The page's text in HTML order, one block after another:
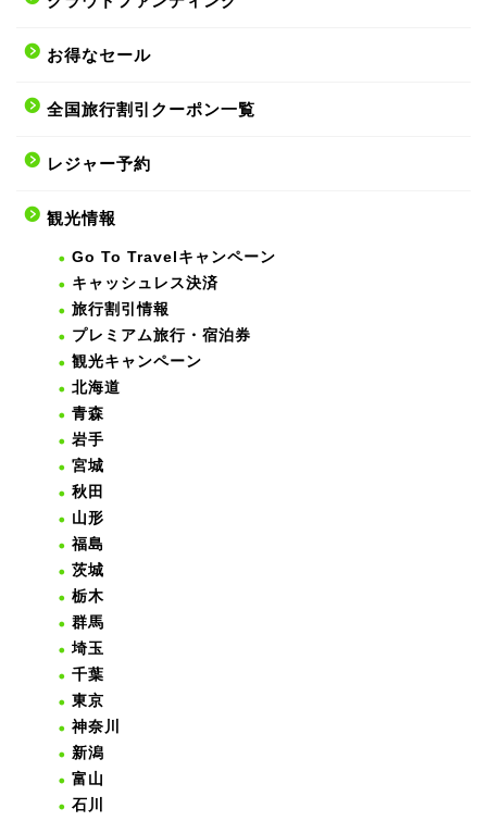
お得なセール
全国旅行割引クーポン一覧
レジャー予約
観光情報
Go To Travelキャンペーン
キャッシュレス決済
旅行割引情報
プレミアム旅行・宿泊券
観光キャンペーン
北海道
青森
岩手
宮城
秋田
山形
福島
茨城
栃木
群馬
埼玉
千葉
東京
神奈川
新潟
富山
石川